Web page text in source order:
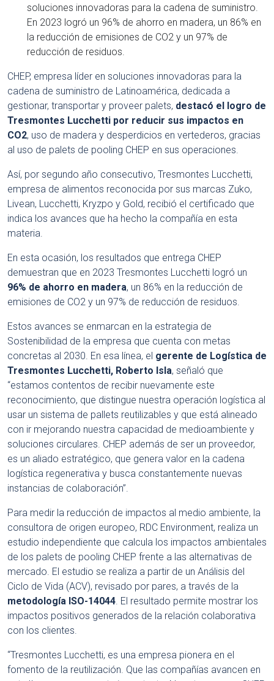
soluciones innovadoras para la cadena de suministro.
En 2023 logró un 96% de ahorro en madera, un 86% en
la reducción de emisiones de CO2 y un 97% de
reducción de residuos.
CHEP, empresa líder en soluciones innovadoras para la
cadena de suministro de Latinoamérica, dedicada a
gestionar, transportar y proveer palets, destacó el logro de
Tresmontes Lucchetti por reducir sus impactos en
CO2, uso de madera y desperdicios en vertederos, gracias
al uso de palets de pooling CHEP en sus operaciones.
Así, por segundo año consecutivo, Tresmontes Lucchetti,
empresa de alimentos reconocida por sus marcas Zuko,
Livean, Lucchetti, Kryzpo y Gold, recibió el certificado que
indica los avances que ha hecho la compañía en esta
materia.
En esta ocasión, los resultados que entrega CHEP
demuestran que en 2023 Tresmontes Lucchetti logró un
96% de ahorro en madera, un 86% en la reducción de
emisiones de CO2 y un 97% de reducción de residuos.
Estos avances se enmarcan en la estrategia de
Sostenibilidad de la empresa que cuenta con metas
concretas al 2030. En esa línea, el gerente de Logística de
Tresmontes Lucchetti, Roberto Isla, señaló que
“estamos contentos de recibir nuevamente este
reconocimiento, que distingue nuestra operación logística al
usar un sistema de pallets reutilizables y que está alineado
con ir mejorando nuestra capacidad de medioambiente y
soluciones circulares. CHEP además de ser un proveedor,
es un aliado estratégico, que genera valor en la cadena
logística regenerativa y busca constantemente nuevas
instancias de colaboración”.
Para medir la reducción de impactos al medio ambiente, la
consultora de origen europeo, RDC Environment, realiza un
estudio independiente que calcula los impactos ambientales
de los palets de pooling CHEP frente a las alternativas de
mercado. El estudio se realiza a partir de un Análisis del
Ciclo de Vida (ACV), revisado por pares, a través de la
metodología ISO-14044 . El resultado permite mostrar los
impactos positivos generados de la relación colaborativa
con los clientes.
“Tresmontes Lucchetti, es una empresa pionera en el
fomento de la reutilización. Que las compañías avancen en